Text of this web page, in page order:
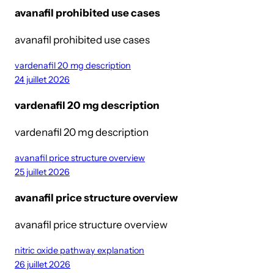
avanafil prohibited use cases
avanafil prohibited use cases
vardenafil 20 mg description
24 juillet 2026
vardenafil 20 mg description
vardenafil 20 mg description
avanafil price structure overview
25 juillet 2026
avanafil price structure overview
avanafil price structure overview
nitric oxide pathway explanation
26 juillet 2026